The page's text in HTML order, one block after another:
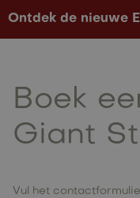
Ontdek de nieuwe
Boek
Giant
Vul het